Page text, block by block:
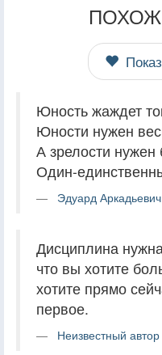
Юность жаждет
Юности нужен
А зрелости нужен
Один-
Эдуард
Дисциплина
что вы хотите
хотите прямо
первое.
Неизвестный